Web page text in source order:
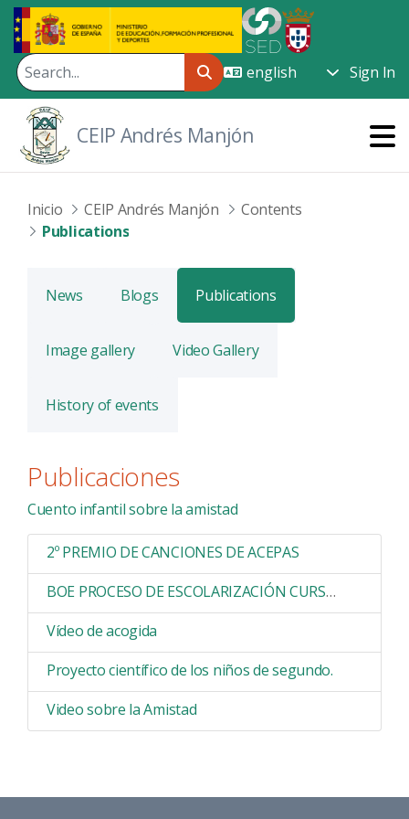
Skip to Main Content
Sign In
CEIP Andrés Manjón
Inicio CEIP Andrés Manjón
Contents
Publications
News Blogs Publications
Image gallery Video Gallery
History of events
Publicaciones
Cuento infantil sobre la amistad
2º PREMIO DE CANCIONES DE ACEPAS
BOE PROCESO DE ESCOLARIZACIÓN CURSO 2019/2020
Vídeo de acogida
Proyecto científico de los niños de segundo.
Video sobre la Amistad